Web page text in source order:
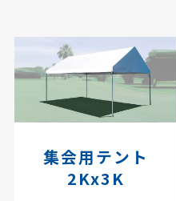
集会用テント
2Kx3K